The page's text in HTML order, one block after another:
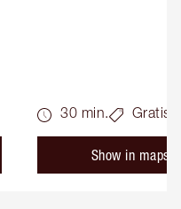
30 min. Gratis
Show in maps